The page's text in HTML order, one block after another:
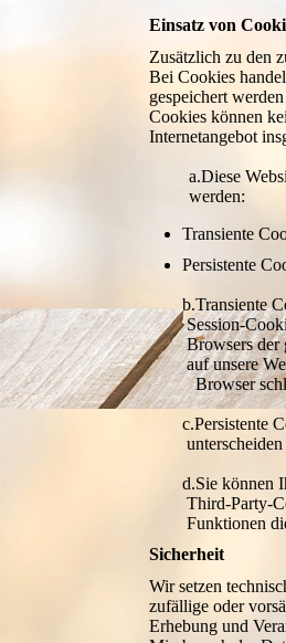
Einsatz von
Zusätzlich zu den
Bei Cookies
gespeichert
Cookies können
Internetangebot
a.Diese
werden:
Transiente
Persistente
b.Transiente
Session-
Browsers der
auf unsere
Browser
d.Sie können
Third-Party-
Funktionen
Sicherheit
Wir setzen
zufällige oder
Erhebung und